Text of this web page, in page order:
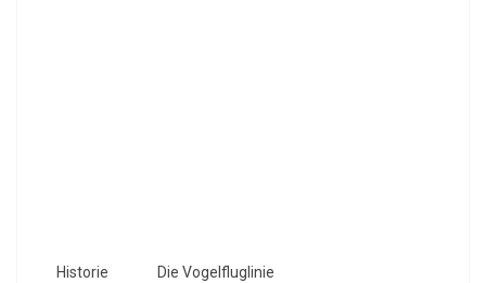
Historie Die Vogelfluglinie